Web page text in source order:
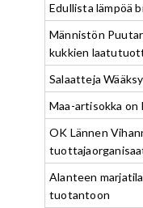
Edullista lämpöä
Männistön
kukkien
Salaatteja
Maa-artisokka on
OK Lännen
Alanteen
tuotantoon